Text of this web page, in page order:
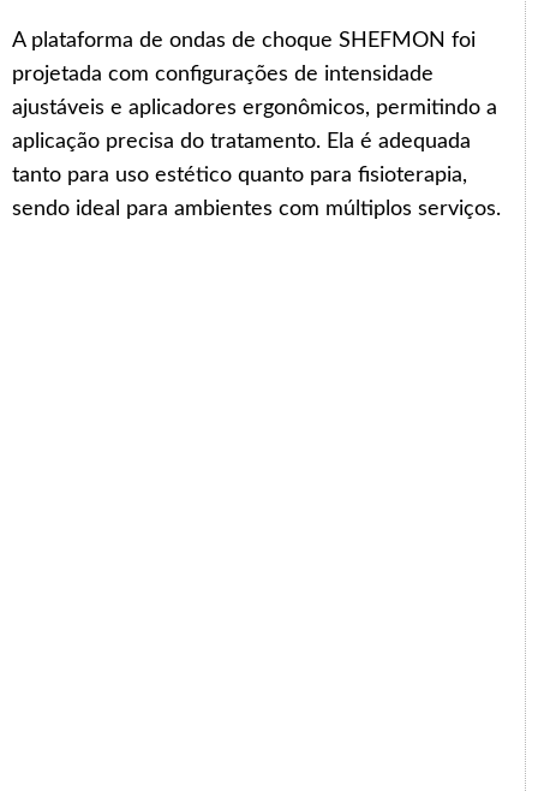
A plataforma de ondas de choque SHEFMON foi
projetada com configurações de intensidade
ajustáveis e aplicadores ergonômicos, permitindo a
aplicação precisa do tratamento. Ela é adequada
tanto para uso estético quanto para fisioterapia,
sendo ideal para ambientes com múltiplos serviços.